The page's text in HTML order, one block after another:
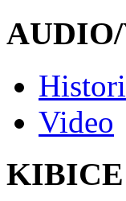
Video
KIBICE